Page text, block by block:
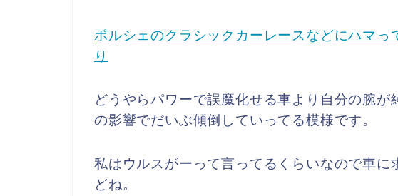
ポルシェのクラシックカーレースなどにハマっ
り
どうやらパワーで誤魔化せる車より自分の腕
の影響でだいぶ傾倒していってる模様です。
私はウルスがーって言ってるくらいなので車に
どね。